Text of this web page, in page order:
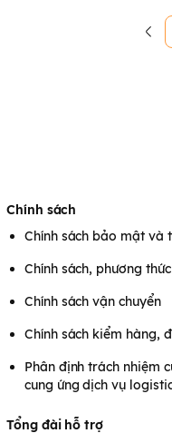
Chính sách
Chính sách bảo mật và
Chính sách, phương
Chính sách vận chuyển
Chính sách kiểm hàng,
Phân định trách nhiệm
cung ứng dịch vụ
Tổng đài hỗ trợ